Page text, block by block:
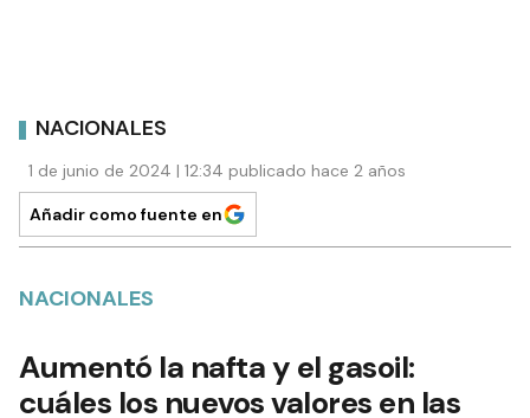
NACIONALES
1 de junio de 2024 | 12:34 publicado hace 2 años
Añadir como fuente en
NACIONALES
Aumentó la nafta y el gasoil:
cuáles los nuevos valores en las